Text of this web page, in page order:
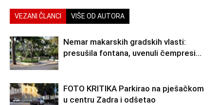
VEZANI ČLANCI VIŠE OD AUTORA
Nemar makarskih gradskih vlasti:
presušila fontana, uvenuli čempresi…
FOTO KRITIKA Parkirao na pješačkom
u centru Zadra i odšetao